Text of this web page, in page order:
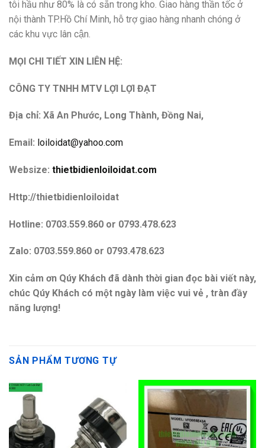
tôi hầu như 80% là có sẵn trong kho. Giao hàng thần tốc ở
nội thành TP.Hồ Chí Minh, hỗ trợ giao hàng nhanh chóng ở
các khu vực lân cận.
MỌI CHI TIẾT XIN LIÊN HỆ:
CÔNG TY TNHH MTV LỢI LỢI ĐẠT
Địa chỉ: Xã An Phước, Long Thành, Đồng Nai,
Email: loiloidat@yahoo.com
Websize: thietbidienloiloidat.com
Http://thietbidienloiloidat
Hotline: 0703.559.860 or 0793.478.623
Zalo: 0703.559.860 or 0793.478.623
Xin cảm ơn Qúy Khách đã dành thời gian đọc bài viết này,
chúc Qúy Khách có một ngày làm việc vui vẻ , tràn đầy
năng lượng!
SẢN PHẨM TƯƠNG TỰ